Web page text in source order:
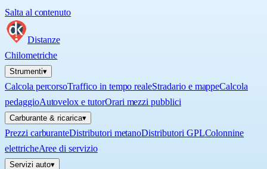
Salta al contenuto
Distanze
Chilometriche
Strumenti▾
Calcola percorsoTraffico in tempo realeStradario e mappeCalcola
pedaggioAutovelox e tutorOrari mezzi pubblici
Carburante & ricarica▾
Prezzi carburanteDistributori metanoDistributori GPLColonnine
elettricheAree di servizio
Servizi auto▾